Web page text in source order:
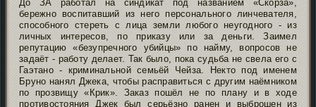
До ЗА работал на синдикат под названием «Скорза»,
бережно воспитавший из него персонального линчевателя,
способного стереть с лица земли любого неугодного - из
личных интересов, по приказу или за деньги. Заимел
репутацию «безупречного убийцы» по найму, вопросов не
задаёт - работу делает. Так было, пока судьба не свела его с
Гаэтано - криминальной семьёй Чейза. Некто под именем
Бруно нанял Джека, чтобы расправиться с другим наёмником
по прозвищу «Крик». Заказ пошёл не по плану и в ходе
противостояния Джек был серьёзно ранен и выброшен из